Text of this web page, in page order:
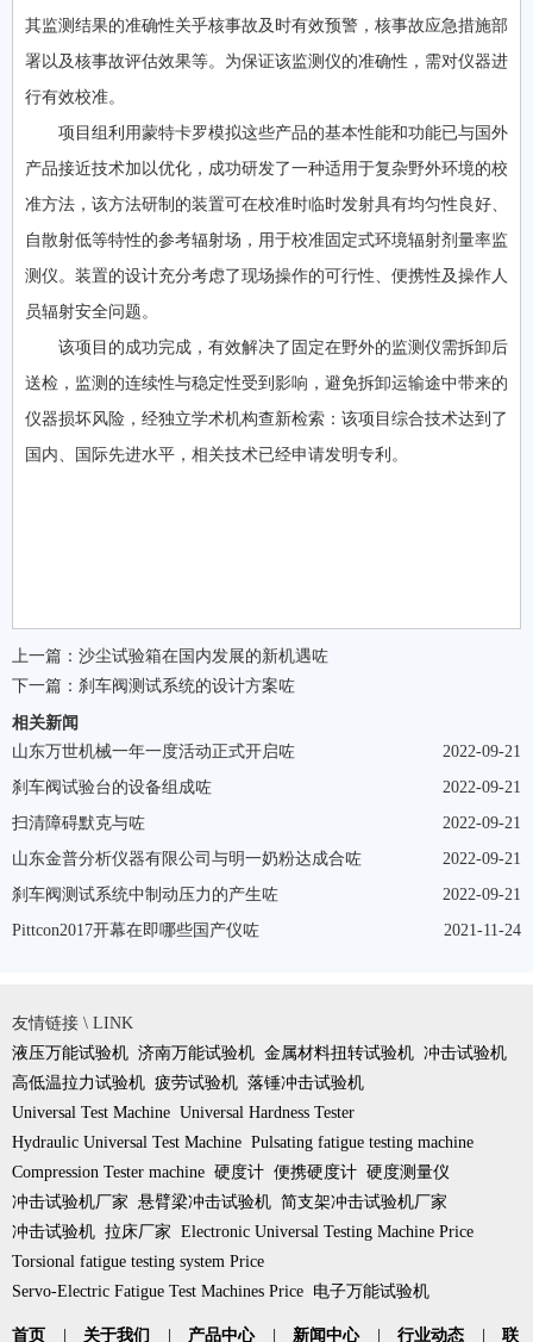
其监测结果的准确性关乎核事故及时有效预警，核事故应急措施部
署以及核事故评估效果等。为保证该监测仪的准确性，需对仪器进
行有效校准。
项目组利用蒙特卡罗模拟这些产品的基本性能和功能已与国外
产品接近技术加以优化，成功研发了一种适用于复杂野外环境的校
准方法，该方法研制的装置可在校准时临时发射具有均匀性良好、
自散射低等特性的参考辐射场，用于校准固定式环境辐射剂量率监
测仪。装置的设计充分考虑了现场操作的可行性、便携性及操作人
员辐射安全问题。
该项目的成功完成，有效解决了固定在野外的监测仪需拆卸后
送检，监测的连续性与稳定性受到影响，避免拆卸运输途中带来的
仪器损坏风险，经独立学术机构查新检索：该项目综合技术达到了
国内、国际先进水平，相关技术已经申请发明专利。
上一篇： 沙尘试验箱在国内发展的新机遇咗
下一篇： 刹车阀测试系统的设计方案咗
相关新闻
2022-09-21
山东万世机械一年一度活动正式开启咗
2022-09-21
刹车阀试验台的设备组成咗
2022-09-21
扫清障碍默克与咗
2022-09-21
山东金普分析仪器有限公司与明一奶粉达成合咗
2022-09-21
刹车阀测试系统中制动压力的产生咗
2021-11-24
Pittcon2017开幕在即哪些国产仪咗
友情链接 \ LINK
液压万能试验机 济南万能试验机 金属材料扭转试验机 冲击试验机
高低温拉力试验机 疲劳试验机 落锤冲击试验机
Universal Test Machine Universal Hardness Tester
Hydraulic Universal Test Machine Pulsating fatigue testing machine
Compression Tester machine 硬度计 便携硬度计 硬度测量仪
冲击试验机厂家 悬臂梁冲击试验机 简支架冲击试验机厂家
冲击试验机 拉床厂家 Electronic Universal Testing Machine Price
Torsional fatigue testing system Price
Servo-Electric Fatigue Test Machines Price 电子万能试验机
首页 | 关于我们 | 产品中心 | 新闻中心 | 行业动态 | 联